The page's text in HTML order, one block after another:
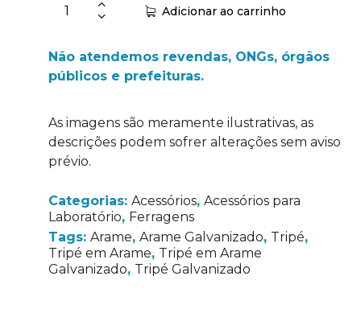
Adicionar ao carrinho
Não atendemos revendas, ONGs, órgãos
públicos e prefeituras.
As imagens são meramente ilustrativas, as
descrições podem sofrer alterações sem aviso
prévio.
Categorias: Acessórios, Acessórios para
Laboratório, Ferragens
Tags: Arame, Arame Galvanizado, Tripé,
Tripé em Arame, Tripé em Arame
Galvanizado, Tripé Galvanizado